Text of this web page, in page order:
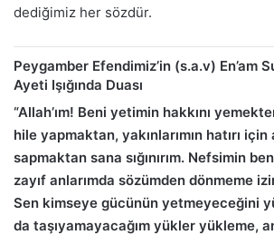
dediğimiz her sözdür.
Peygamber Efendimiz’in (s.a.v) En’am
Ayeti Işığında Duası
“Allah’ım! Beni yetimin hakkını
hile yapmaktan, yakınlarımın hatırı
sapmaktan sana sığınırım. Nefsimin
zayıf anlarımda sözümden dönmeme
Sen kimseye gücünün yetmeyeceğini
da taşıyamayacağım yükler yükleme,